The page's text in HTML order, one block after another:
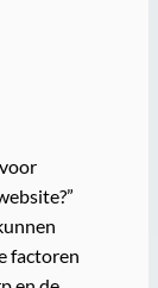
factoren